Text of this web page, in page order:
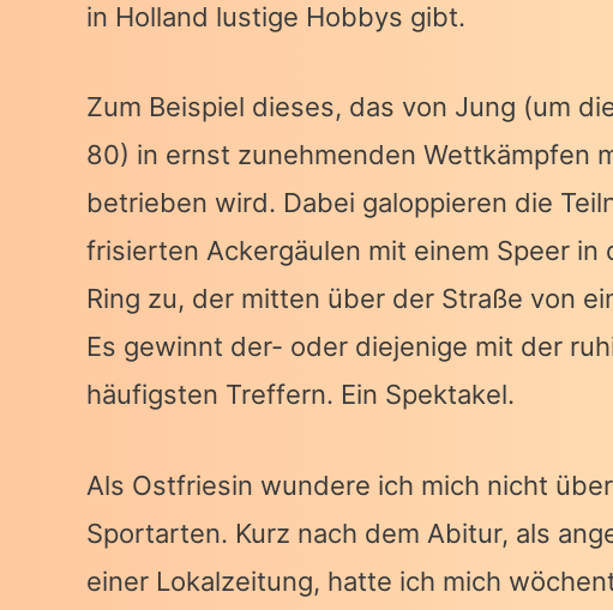
in Holland lustige Hobbys gibt.
Zum Beispiel dieses, das von Jung (um
80) in ernst zunehmenden Wettkämpfen
betrieben wird. Dabei galoppieren die
frisierten Ackergäulen mit einem Speer in
Ring zu, der mitten über der Straße von
Es gewinnt der- oder diejenige mit der
häufigsten Treffern. Ein Spektakel.
Als Ostfriesin wundere ich mich nicht
Sportarten. Kurz nach dem Abitur, als
einer Lokalzeitung, hatte ich mich